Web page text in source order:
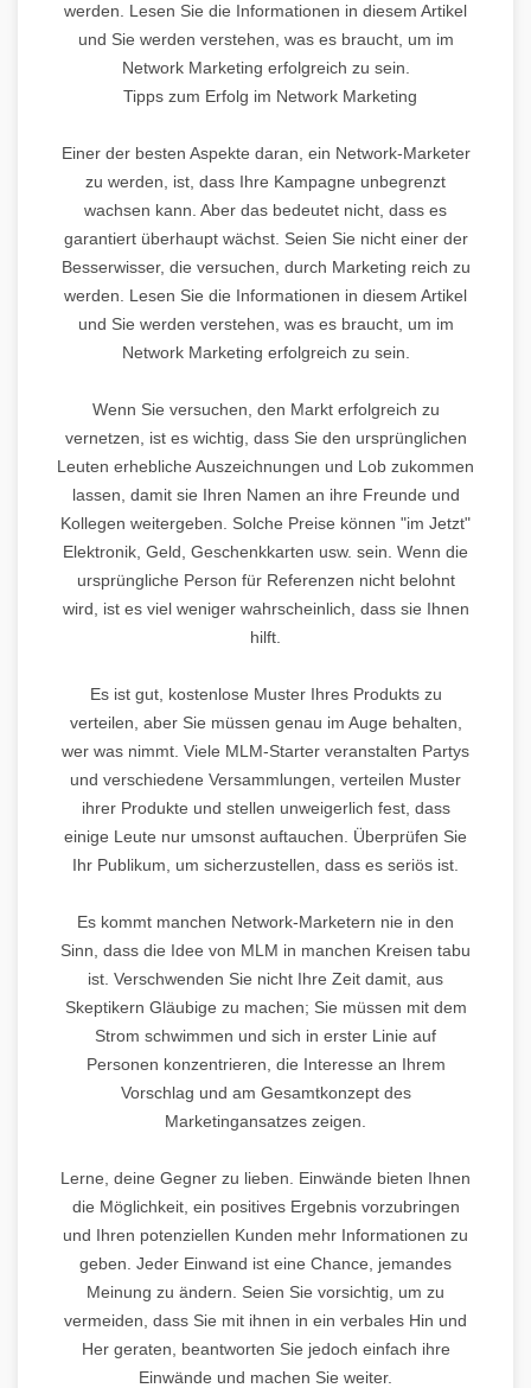
werden. Lesen Sie die Informationen in diesem Artikel
und Sie werden verstehen, was es braucht, um im
Network Marketing erfolgreich zu sein.
Tipps zum Erfolg im Network Marketing
Einer der besten Aspekte daran, ein Network-Marketer
zu werden, ist, dass Ihre Kampagne unbegrenzt
wachsen kann. Aber das bedeutet nicht, dass es
garantiert überhaupt wächst. Seien Sie nicht einer der
Besserwisser, die versuchen, durch Marketing reich zu
werden. Lesen Sie die Informationen in diesem Artikel
und Sie werden verstehen, was es braucht, um im
Network Marketing erfolgreich zu sein.
Wenn Sie versuchen, den Markt erfolgreich zu
vernetzen, ist es wichtig, dass Sie den ursprünglichen
Leuten erhebliche Auszeichnungen und Lob zukommen
lassen, damit sie Ihren Namen an ihre Freunde und
Kollegen weitergeben. Solche Preise können "im Jetzt"
Elektronik, Geld, Geschenkkarten usw. sein. Wenn die
ursprüngliche Person für Referenzen nicht belohnt
wird, ist es viel weniger wahrscheinlich, dass sie Ihnen
hilft.
Es ist gut, kostenlose Muster Ihres Produkts zu
verteilen, aber Sie müssen genau im Auge behalten,
wer was nimmt. Viele MLM-Starter veranstalten Partys
und verschiedene Versammlungen, verteilen Muster
ihrer Produkte und stellen unweigerlich fest, dass
einige Leute nur umsonst auftauchen. Überprüfen Sie
Ihr Publikum, um sicherzustellen, dass es seriös ist.
Es kommt manchen Network-Marketern nie in den
Sinn, dass die Idee von MLM in manchen Kreisen tabu
ist. Verschwenden Sie nicht Ihre Zeit damit, aus
Skeptikern Gläubige zu machen; Sie müssen mit dem
Strom schwimmen und sich in erster Linie auf
Personen konzentrieren, die Interesse an Ihrem
Vorschlag und am Gesamtkonzept des
Marketingansatzes zeigen.
Lerne, deine Gegner zu lieben. Einwände bieten Ihnen
die Möglichkeit, ein positives Ergebnis vorzubringen
und Ihren potenziellen Kunden mehr Informationen zu
geben. Jeder Einwand ist eine Chance, jemandes
Meinung zu ändern. Seien Sie vorsichtig, um zu
vermeiden, dass Sie mit ihnen in ein verbales Hin und
Her geraten, beantworten Sie jedoch einfach ihre
Einwände und machen Sie weiter.